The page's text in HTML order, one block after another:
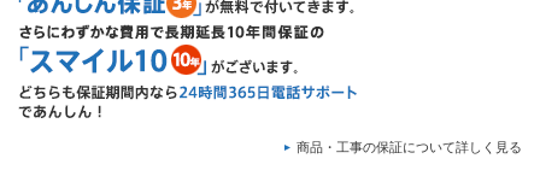
商品・工事の保証について詳しく見る